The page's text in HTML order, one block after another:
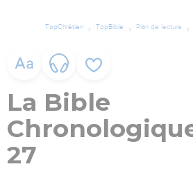
TopChrétien TopBible Plan de lecture
La Bible
27